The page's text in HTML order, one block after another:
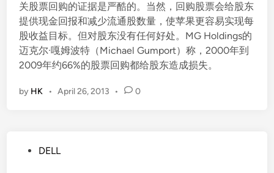
关股票回购的证据是严酷的。当然，回购股票会给股东
提供现金回报和减少流通股数量，使苹果更容易实现每
股收益目标。但对股东没有任何好处。MG Holdings的
迈克尔·嘎姆波特（Michael Gumport）称，2000年到
2009年约66%的股票回购都给股东造成损失。
by HK • April 26, 2013 • 0
DELL